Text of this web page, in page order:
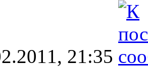
21:35